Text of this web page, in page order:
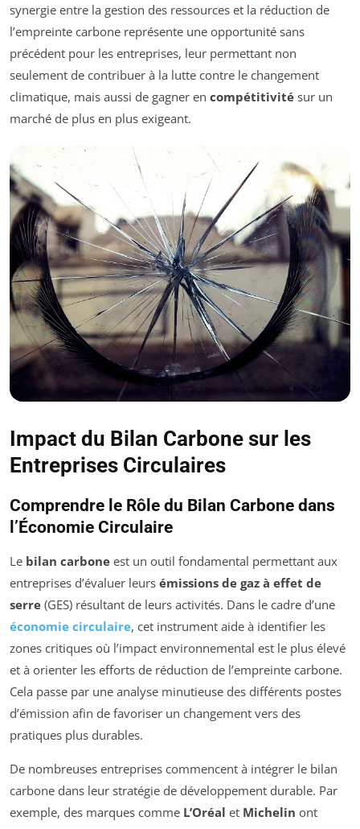
synergie entre la gestion des ressources et la réduction de
l’empreinte carbone représente une opportunité sans
précédent pour les entreprises, leur permettant non
seulement de contribuer à la lutte contre le changement
climatique, mais aussi de gagner en compétitivité sur un
marché de plus en plus exigeant.
Impact du Bilan Carbone sur les
Entreprises Circulaires
Comprendre le Rôle du Bilan Carbone dans
l’Économie Circulaire
Le bilan carbone est un outil fondamental permettant aux
entreprises d’évaluer leurs émissions de gaz à effet de
serre (GES) résultant de leurs activités. Dans le cadre d’une
économie circulaire, cet instrument aide à identifier les
zones critiques où l’impact environnemental est le plus élevé
et à orienter les efforts de réduction de l’empreinte carbone.
Cela passe par une analyse minutieuse des différents postes
d’émission afin de favoriser un changement vers des
pratiques plus durables.
De nombreuses entreprises commencent à intégrer le bilan
carbone dans leur stratégie de développement durable. Par
exemple, des marques comme L’Oréal et Michelin ont